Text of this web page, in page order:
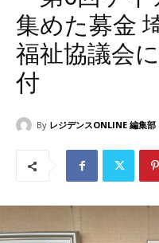
集めた募金
福祉協議会
付
By レジデンスONLINE 編集部